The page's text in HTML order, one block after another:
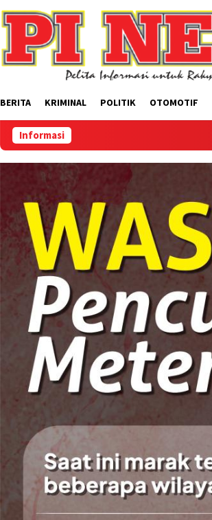
BERITA KRIMINAL POLITIK OTOMOTIF
Informasi